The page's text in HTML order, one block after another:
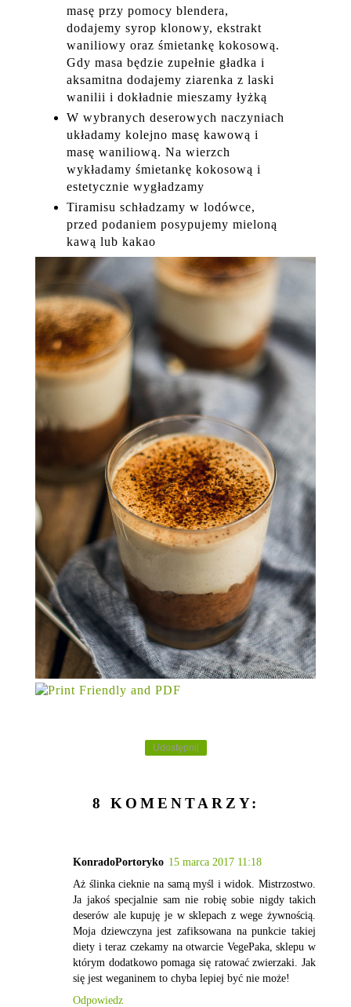
masę przy pomocy blendera,
dodajemy syrop klonowy, ekstrakt
waniliowy oraz śmietankę kokosową.
Gdy masa będzie zupełnie gładka i
aksamitna dodajemy ziarenka z laski
wanilii i dokładnie mieszamy łyżką
W wybranych deserowych naczyniach
układamy kolejno masę kawową i
masę waniliową. Na wierzch
wykładamy śmietankę kokosową i
estetycznie wygładzamy
Tiramisu schładzamy w lodówce,
przed podaniem posypujemy mieloną
kawą lub kakao
Udostępnij
8 KOMENTARZY:
KonradoPortoryko 15 marca 2017 11:18
Aż ślinka cieknie na samą myśl i widok. Mistrzostwo.
Ja jakoś specjalnie sam nie robię sobie nigdy takich
deserów ale kupuję je w sklepach z wege żywnością.
Moja dziewczyna jest zafiksowana na punkcie takiej
diety i teraz czekamy na otwarcie VegePaka, sklepu w
którym dodatkowo pomaga się ratować zwierzaki. Jak
się jest weganinem to chyba lepiej być nie może!
Odpowiedz